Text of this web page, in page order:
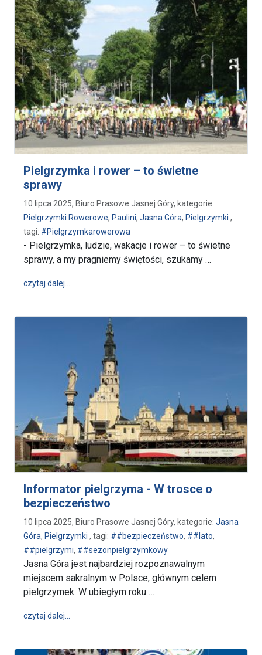
Pielgrzymka i rower – to świetne
sprawy
10 lipca 2025, Biuro Prasowe Jasnej Góry, kategorie:
Pielgrzymki Rowerowe, Paulini, Jasna Góra, Pielgrzymki ,
tagi: #Pielgrzymkarowerowa
- Pielgrzymka, ludzie, wakacje i rower – to świetne
sprawy, a my pragniemy świętości, szukamy …
czytaj dalej…
Informator pielgrzyma - W trosce o
bezpieczeństwo
10 lipca 2025, Biuro Prasowe Jasnej Góry, kategorie: Jasna
Góra, Pielgrzymki , tagi: ##bezpieczeństwo, ##lato,
##pielgrzymi, ##sezonpielgrzymkowy
Jasna Góra jest najbardziej rozpoznawalnym
miejscem sakralnym w Polsce, głównym celem
pielgrzymek. W ubiegłym roku …
czytaj dalej…